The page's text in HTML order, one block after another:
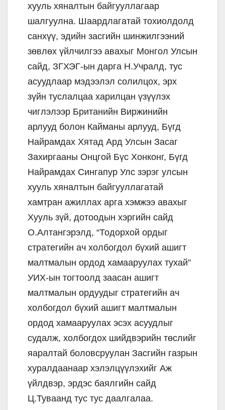
хууль хяналтын байгууллагаар
шалгуулна. Шаардлагатай тохиолдолд
санхүү, эдийн засгийн шинжилгээний
зөвлөх үйлчилгээ авахыг Монгол Улсын
сайд, ЗГХЭГ-ын дарга Н.Учралд, тус
асуудлаар мэдээлэл солилцох, эрх
зүйн туслалцаа харилцан үзүүлэх
чиглэлээр Британийн Виржинийн
арлууд болон Кайманы арлууд, Бүгд
Найрамдах Хятад Ард Улсын Засаг
Захиргааны Онцгой Бүс Хонконг, Бүгд
Найрамдах Сингапур Улс зэрэг улсын
хууль хяналтын байгууллагатай
хамтран ажиллах арга хэмжээ авахыг
Хууль зүй, дотоодын хэргийн сайд
О.Алтангэрэлд, “Тодорхой ордыг
стратегийн ач холбогдол бүхий ашигт
малтмалын ордод хамааруулах тухай”
УИХ-ын тогтоолд заасан ашигт
малтмалын ордуудыг стратегийн ач
холбогдол бүхий ашигт малтмалын
ордод хамааруулах эсэх асуудлыг
судалж, холбогдох шийдвэрийн төслийг
яаралтай боловсруулан Засгийн газрын
хуралдаанаар хэлэлцүүлэхийг Аж
үйлдвэр, эрдэс баялгийн сайд
Ц.Туваанд тус тус даалгалаа.